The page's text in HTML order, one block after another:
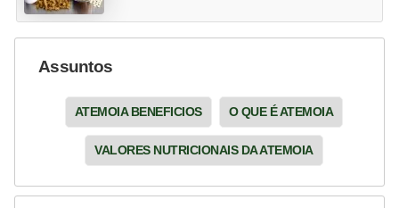
Assuntos
ATEMOIA BENEFICIOS O QUE É ATEMOIA
VALORES NUTRICIONAIS DA ATEMOIA